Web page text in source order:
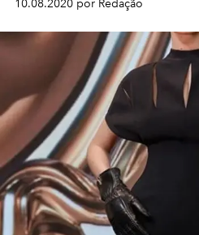
10.08.2020 por Redação